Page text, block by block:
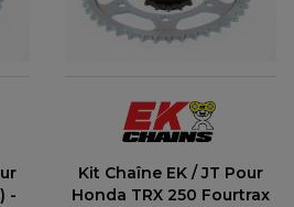
UNIVERSEL
DE GUIDON
ARTIC CAT
CAN-AM
CROSS ET ENDURO
-
Kit Chaîne EK / JT Pour
Honda TRX 250 Fourtrax